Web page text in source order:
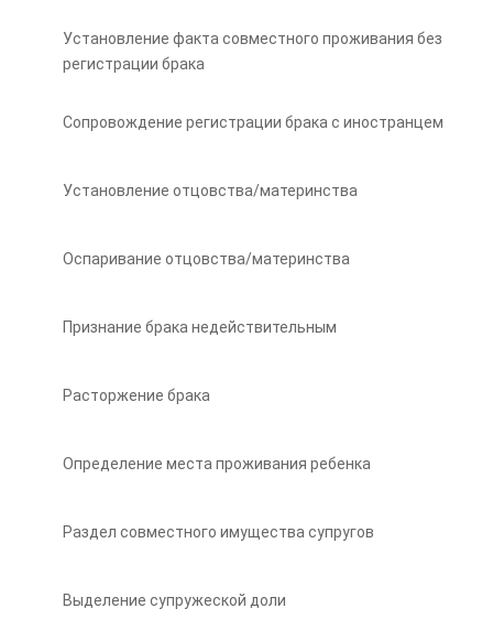
Установление факта совместного проживания без
регистрации брака
Сопровождение регистрации брака с иностранцем
Установление отцовства/материнства
Оспаривание отцовства/материнства
Признание брака недействительным
Расторжение брака
Определение места проживания ребенка
Раздел совместного имущества супругов
Выделение супружеской доли